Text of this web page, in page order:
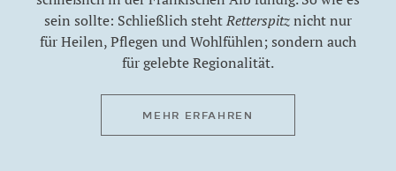
sein sollte: Schließlich stehtRetterspitznicht nur
für Heilen, Pflegen und Wohlfühlen; sondern auch
für gelebte Regionalität.
MEHR ERFAHREN